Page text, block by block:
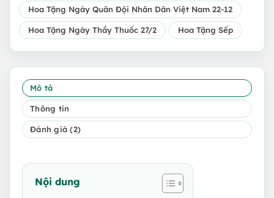
Hoa Tặng Ngày Quân Đội Nhân Dân Việt Nam 22-12
Hoa Tặng Ngày Thầy Thuốc 27/2 Hoa Tặng Sếp
Mô tả
Thông tin
Đánh giá (2)
Nội dung